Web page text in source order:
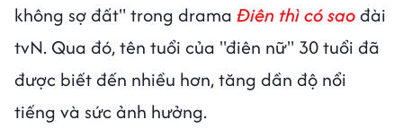
không sợ đất" trong drama Điên thì có saođài
tvN. Qua đó, tên tuổi của "điên nữ" 30 tuổi đã
được biết đến nhiều hơn, tăng dần độ nổi
tiếng và sức ảnh hưởng.